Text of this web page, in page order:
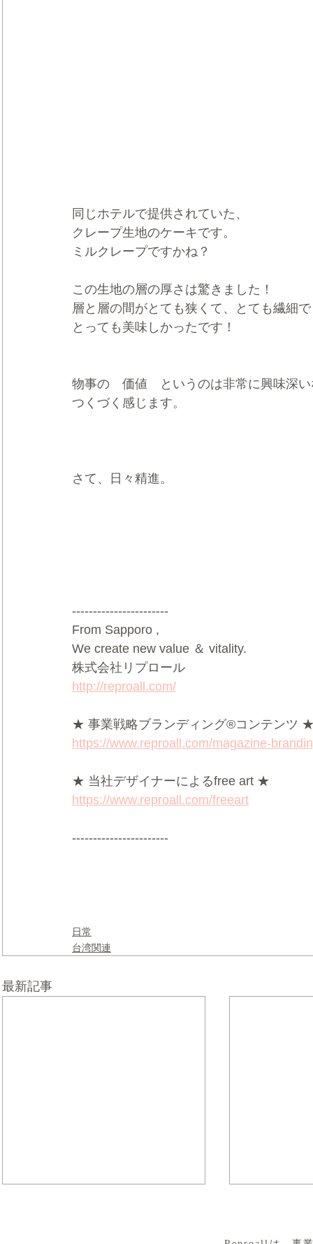
同じホテルで提供されていた、
クレープ生地のケーキです。
ミルクレープですかね？
この生地の層の厚さは驚きました！
層と層の間がとても狭くて、とても繊細で
とっても美味しかったです！
物事の　価値　というのは非常に興味深
つくづく感じます。
さて、日々精進。
-----------------------
From Sapporo ,
We create new value ＆ vitality.
株式会社リプロール
http://reproall.com/
★ 事業戦略ブランディング®コンテンツ
https://www.reproall.com/magazine-
★ 当社デザイナーによるfree art ★
https://www.reproall.com/freeart
-----------------------
日常
台湾関連
最新記事